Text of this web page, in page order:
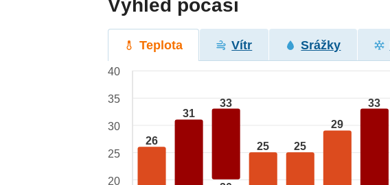
Výhled počasí
Teplota Vítr Srážky
26
31
33
25 25
29
33
40
35
30
25
20